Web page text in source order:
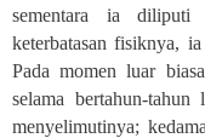
sementara ia diliputi
keterbatasan fisiknya,
Pada momen luar
selama bertahun-
menyelimutinya;